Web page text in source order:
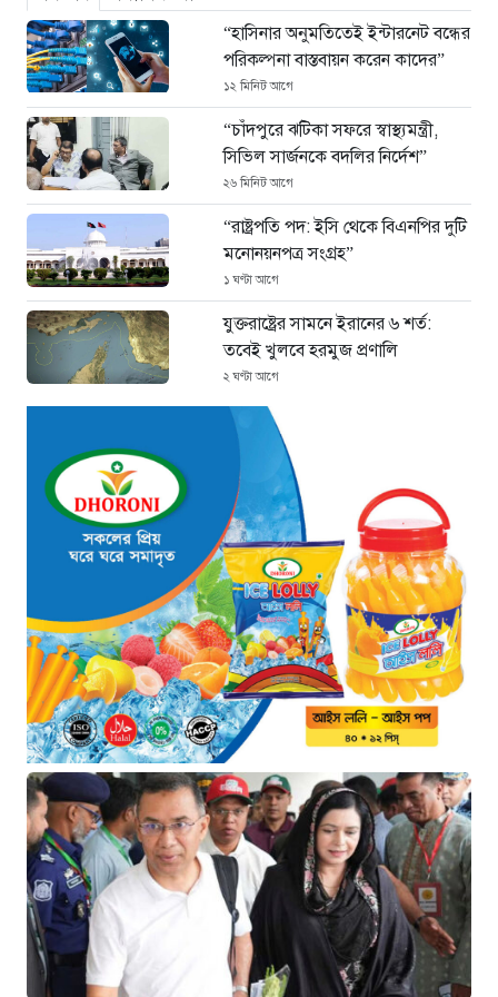
“হাসিনার অনুমতিতেই ইন্টারনেট বন্ধের
পরিকল্পনা বাস্তবায়ন করেন কাদের”
১২ মিনিট আগে
“চাঁদপুরে ঝটিকা সফরে স্বাস্থ্যমন্ত্রী,
সিভিল সার্জনকে বদলির নির্দেশ”
২৬ মিনিট আগে
“রাষ্ট্রপতি পদ: ইসি থেকে বিএনপির দুটি
মনোনয়নপত্র সংগ্রহ”
১ ঘণ্টা আগে
যুক্তরাষ্ট্রের সামনে ইরানের ৬ শর্ত:
তবেই খুলবে হরমুজ প্রণালি
২ ঘণ্টা আগে
মহাস্থানগড়ে নির্মাণে স্থিতাবস্থা বজায়
রাখার নির্দেশ, আপিলের অনুমতি পেল
সরকার
২ ঘণ্টা আগে
কক্সবাজারের মাতারবাড়ি বিদ্যুৎ প্রকল্প
পরিদর্শনে পৌঁছেছেন প্রধানমন্ত্রী
২ ঘণ্টা আগে
সীমান্ত পাহাড়ায় কোস্ট গার্ডের বড়
সাফল্য: টেকনাফে ৮০ হাজার ইয়াবা
বাজেয়াপ্ত
১৯ ঘণ্টা আগে
মাধবপুরে কোটি টাকার ভারতীয়
পণ্যসহ দুই কাভার্ডভ্যান জব্দ
১৯ ঘণ্টা আগে
বিরোধী দল থেকে সরকার: পদের
লড়াইয়ে পিছিয়ে ত্যাগীরা
২১ ঘণ্টা আগে
মানবিক বার্তা দেখে হাসপাতালে
ফখরুল ইসলাম খান সিআইপি